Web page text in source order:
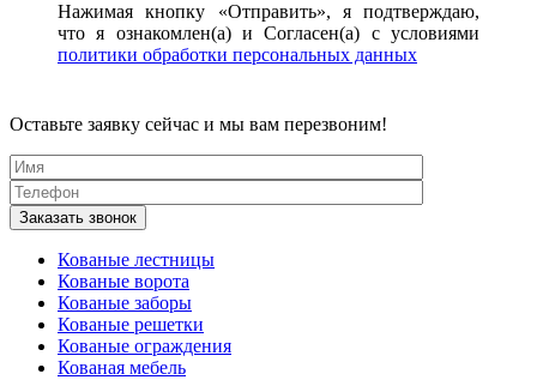
Нажимая кнопку «Отправить», я подтверждаю,
что я ознакомлен(а) и Согласен(а) с условиями
политики обработки персональных данных
Оставьте заявку сейчас и мы вам перезвоним!
Кованые лестницы
Кованые ворота
Кованые заборы
Кованые решетки
Кованые ограждения
Кованая мебель